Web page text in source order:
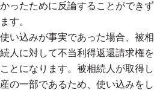
かったために反論することができ
ます。
使い込みが事実であった場合、被
続人に対して不当利得返還請求権
ことになります。被相続人が取得
産の一部であるため、使い込みを